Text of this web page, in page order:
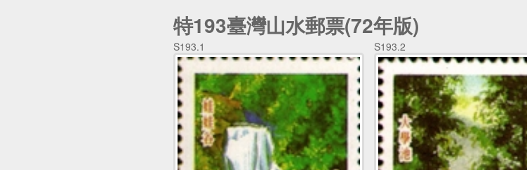
特193臺灣山水郵票(72年版)
S193.1 S193.2